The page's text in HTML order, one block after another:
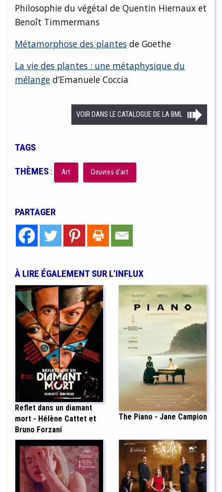
Philosophie du végétal de Quentin Hiernaux et
Benoît Timmermans
Métamorphose des plantes de Goethe
La vie des plantes : une métaphysique du
mélange d’Emanuele Coccia
VOIR DANS LE CATALOGUE DE LA BML
TAGS
THÈMES: Art Oeuvres d'art
PARTAGER
À LIRE ÉGALEMENT SUR L'INFLUX
Reflet dans un diamant
mort - Hélène Cattet et
Bruno Forzani
The Piano - Jane Campion